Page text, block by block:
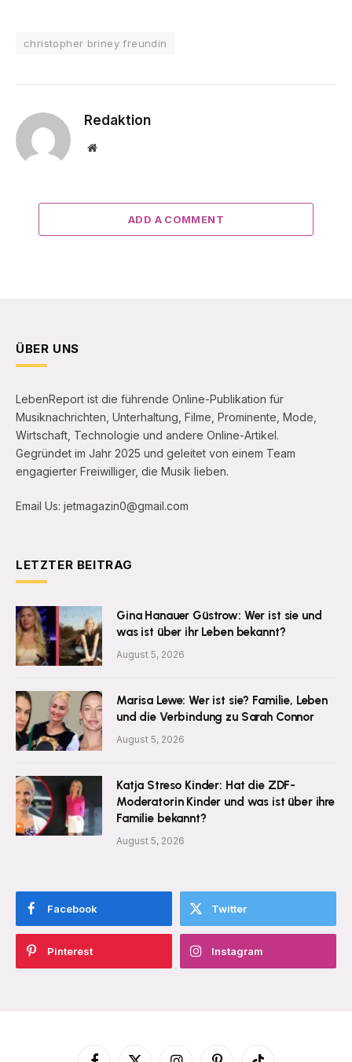
christopher briney freundin
Redaktion
Website
ADD A COMMENT
ÜBER UNS
LebenReport ist die führende Online-Publikation für
Musiknachrichten, Unterhaltung, Filme, Prominente, Mode,
Wirtschaft, Technologie und andere Online-Artikel.
Gegründet im Jahr 2025 und geleitet von einem Team
engagierter Freiwilliger, die Musik lieben.
Email Us: jetmagazin0@gmail.com
LETZTER BEITRAG
Gina Hanauer Güstrow: Wer ist sie und
was ist über ihr Leben bekannt?
August 5, 2026
Marisa Lewe: Wer ist sie? Familie, Leben
und die Verbindung zu Sarah Connor
August 5, 2026
Katja Streso Kinder: Hat die ZDF-
Moderatorin Kinder und was ist über ihre
Familie bekannt?
August 5, 2026
Facebook Twitter
Pinterest Instagram